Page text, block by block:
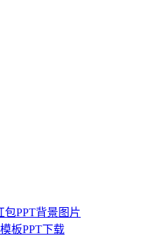
包PPT背景图片